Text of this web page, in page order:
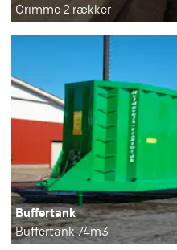
Grimme 2 rækker
Buffertank
Buffertank 74m3